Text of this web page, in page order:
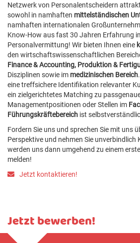
Netzwerk von Personalentscheidern
sowohl in namhaften mittelständischen
namhaften internationalen
Know-How aus fast 30 Jahren Erfahrung
Personalvermittung! Wir bieten Ihnen eine
den wirtschaftswissenschaftlichen
Finance & Accounting, Produktion &
Disziplinen sowie im medizinischen Bereich
eine treffsichere Identifikation relevanter
ein zielgerichtetes Matching zu
Managementpositionen oder Stellen im
Führungskräftebereich ist
Fordern Sie uns und sprechen Sie mit uns
Perspektive und nehmen Sie
werden uns dann umgehend zu einem
melden!
Jetzt kontaktieren!
Jetzt bewerben!